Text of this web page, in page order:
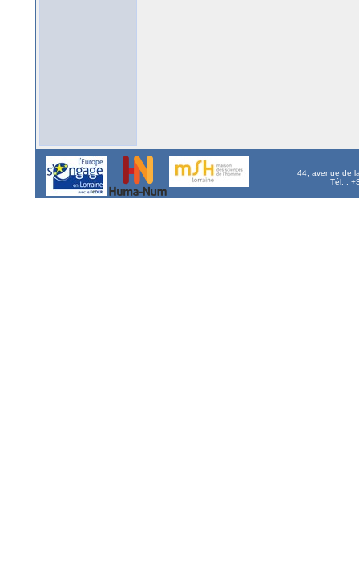
44, avenue de
Tél. :